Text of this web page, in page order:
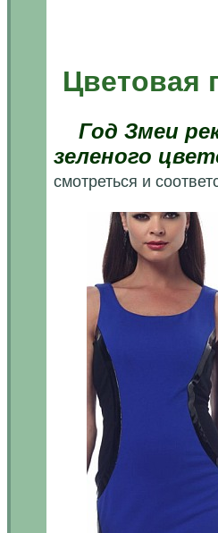
Цветовая
Год Змеи
зеленого
смотреться и